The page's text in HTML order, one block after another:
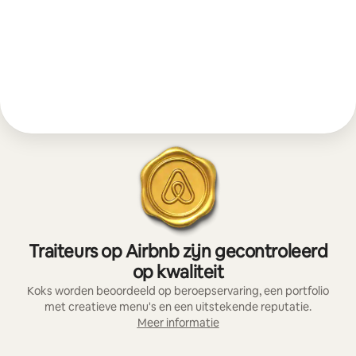
Traiteurs op Airbnb zijn gecontroleerd
op kwaliteit
Koks worden beoordeeld op beroepservaring, een portfolio
met creatieve menu's en een uitstekende reputatie.
Meer informatie